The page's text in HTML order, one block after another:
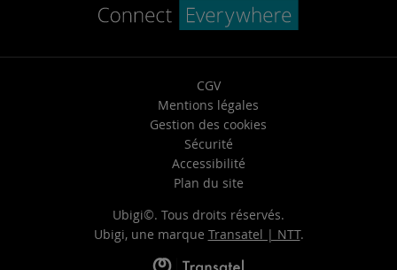
CGV
Mentions légales
Gestion des cookies
Sécurité
Accessibilité
Plan du site
Ubigi©. Tous droits réservés.
Ubigi, une marque Transatel | NTT.